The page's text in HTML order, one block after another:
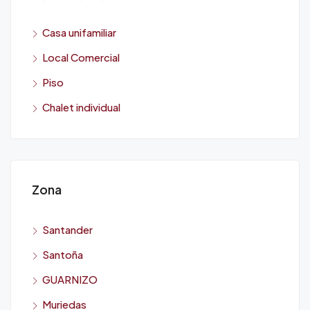
Casa unifamiliar
Local Comercial
Piso
Chalet individual
Zona
Santander
Santoña
GUARNIZO
Muriedas